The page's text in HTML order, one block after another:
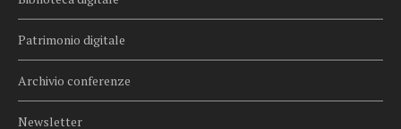
Patrimonio digitale
Archivio conferenze
Newsletter